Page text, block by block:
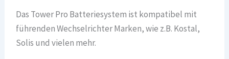
Das Tower Pro Batteriesystem ist kompatibel mit
führenden Wechselrichter Marken, wie z.B. Kostal,
Solis und vielen mehr.